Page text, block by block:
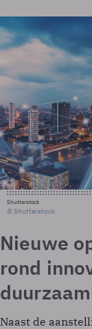
Shutterstock
© Shutterstock
Nieuwe
rond
Naast de